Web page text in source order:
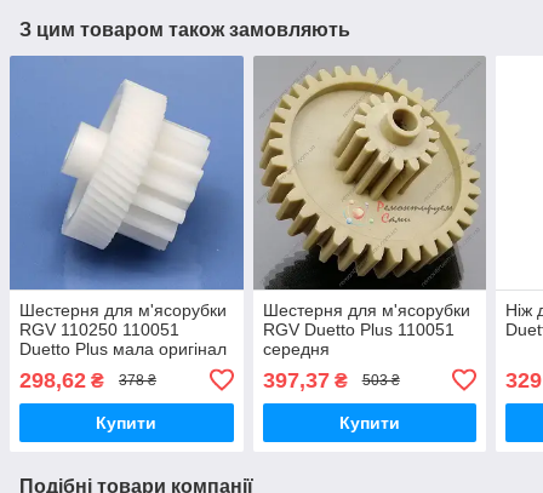
З цим товаром також замовляють
Шестерня для м'ясорубки
RGV 110250 110051
Duetto Plus мала оригінал
298,62 ₴ 378 ₴
Купити
Шестерня для м'ясорубки
RGV Duetto Plus 110051
середня
397,37₴ 503 ₴
Купити
Ніж
Подібні товари компанії